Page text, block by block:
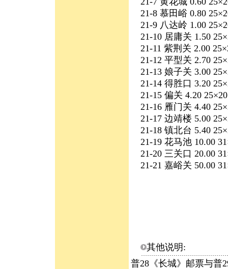
21-8 慕田峪 0.80
21-9 八达岭 1.00
21-10 居庸关 1.50
21-11 紫荆关 2.00
21-12 平型关 2.70
21-13 娘子关 3.00
21-14 得胜口 3.20
21-15 偏关 4.20
21-16 雁门关 4.40
21-17 边靖楼 5.00
21-18 镇北台 5.40
21-19 花马池 10.00
21-20 三关口 20.00
21-21 嘉峪关 50.00
其他说明:
普28《长城》邮票与普